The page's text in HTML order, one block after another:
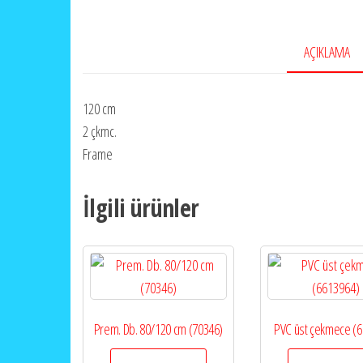
AÇIKLAMA
120 cm
2 çkmc.
Frame
İlgili ürünler
Prem. Db. 80/120 cm (70346) PVC üst çekmece